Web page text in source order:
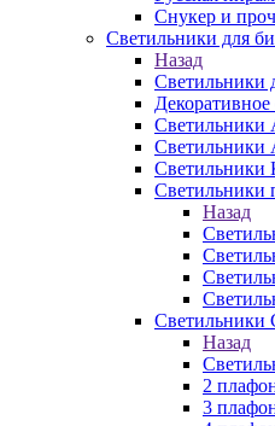
Снукер и
Светильники для
Назад
Светильники
Светильники
Светильники
Светильники
Светильники
Назад
Светильники
Назад
2
3